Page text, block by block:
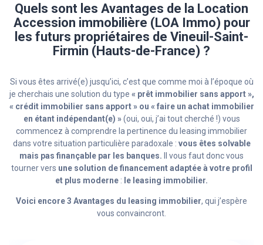
Quels sont les Avantages de la Location
Accession immobilière (LOA Immo) pour
les futurs propriétaires de Vineuil-Saint-
Firmin (Hauts-de-France) ?
Si vous êtes arrivé(e) jusqu’ici, c’est que comme moi à l’époque où
je cherchais une solution du type « prêt immobilier sans apport »,
« crédit immobilier sans apport » ou « faire un achat immobilier
en étant indépendant(e) »(oui, oui, j’ai tout cherché !) vous
commencez à comprendre la pertinence du leasing immobilier
dans votre situation particulière paradoxale : vous êtes solvable
mais pas finançable par les banques. Il vous faut donc vous
tourner vers une solution de financement adaptée à votre profil
et plus moderne : le leasing immobilier.
Voici encore 3 Avantages du leasing immobilier, qui j’espère
vous convaincront.